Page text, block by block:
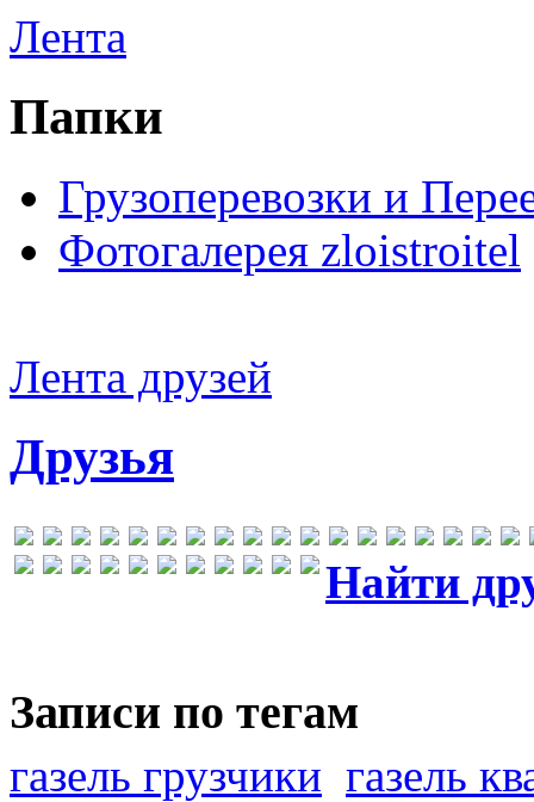
Лента
Папки
Грузоперевозки и
Фотогалерея zloistroitel
Лента друзей
Друзья
Найти
Записи по тегам
газель грузчики газель